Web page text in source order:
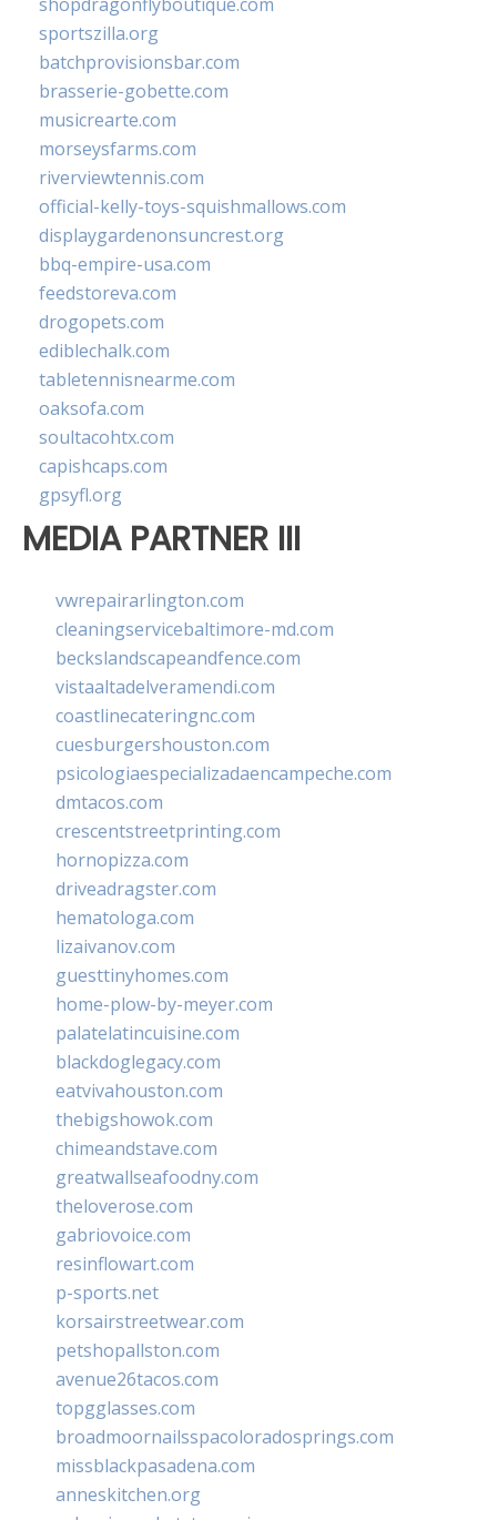
sportszilla.org
batchprovisionsbar.com
brasserie-gobette.com
musicrearte.com
morseysfarms.com
riverviewtennis.com
official-kelly-toys-squishmallows.com
displaygardenonsuncrest.org
bbq-empire-usa.com
feedstoreva.com
drogopets.com
ediblechalk.com
tabletennisnearme.com
oaksofa.com
soultacohtx.com
capishcaps.com
gpsyfl.org
MEDIA PARTNER III
vwrepairarlington.com
cleaningservicebaltimore-md.com
beckslandscapeandfence.com
vistaaltadelveramendi.com
coastlinecateringnc.com
cuesburgershouston.com
psicologiaespecializadaencampeche.com
dmtacos.com
crescentstreetprinting.com
hornopizza.com
driveadragster.com
hematologa.com
lizaivanov.com
guesttinyhomes.com
home-plow-by-meyer.com
palatelatincuisine.com
blackdoglegacy.com
eatvivahouston.com
thebigshowok.com
chimeandstave.com
greatwallseafoodny.com
theloverose.com
gabriovoice.com
resinflowart.com
p-sports.net
korsairstreetwear.com
petshopallston.com
avenue26tacos.com
topgglasses.com
broadmoornailsspacoloradosprings.com
missblackpasadena.com
anneskitchen.org